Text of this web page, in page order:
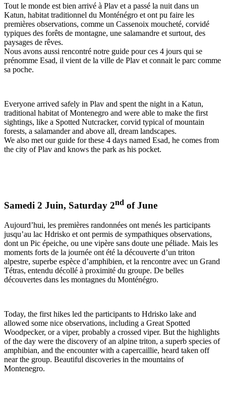
Tout le monde est bien arrivé à Plav et a passé la nuit dans un
Katun, habitat traditionnel du Monténégro et ont pu faire les
premières observations, comme un Cassenoix moucheté, corvidé
typiques des forêts de montagne, une salamandre et surtout, des
paysages de rêves.
Nous avons aussi rencontré notre guide pour ces 4 jours qui se
prénomme Esad, il vient de la ville de Plav et connait le parc comme
sa poche.
Everyone arrived safely in Plav and spent the night in a Katun,
traditional habitat of Montenegro and were able to make the first
sightings, like a Spotted Nutcracker, corvid typical of mountain
forests, a salamander and above all, dream landscapes.
We also met our guide for these 4 days named Esad, he comes from
the city of Plav and knows the park as his pocket.
Samedi 2 Juin, Saturday 2nd of June
Aujourd’hui, les premières randonnées ont menés les participants
jusqu’au lac Hdrisko et ont permis de sympathiques observations,
dont un Pic épeiche, ou une vipère sans doute une péliade. Mais les
moments forts de la journée ont été la découverte d’un triton
alpestre, superbe espèce d’amphibien, et la rencontre avec un Grand
Tétras, entendu décollé à proximité du groupe. De belles
découvertes dans les montagnes du Monténégro.
Today, the first hikes led the participants to Hdrisko lake and
allowed some nice observations, including a Great Spotted
Woodpecker, or a viper, probably a crossed viper. But the highlights
of the day were the discovery of an alpine triton, a superb species of
amphibian, and the encounter with a capercaillie, heard taken off
near the group. Beautiful discoveries in the mountains of
Montenegro.